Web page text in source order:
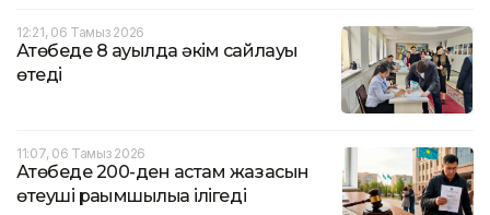
12:21, 06 Тамыз 2026
Ақтөбеде 8 ауылда әкім сайлауы
өтеді
11:07, 06 Тамыз 2026
Ақтөбеде 200-ден астам жазасын
өтеуші рақымшылыққа ілігеді